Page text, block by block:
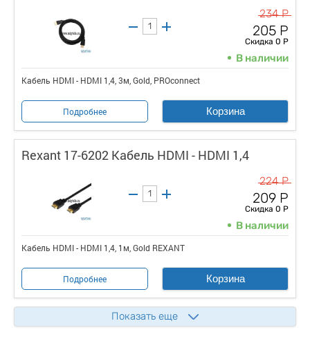
234 Р
205 Р
Скидка 0 Р
В наличии
Кабель HDMI - HDMI 1,4, 3м, Gold, PROconnect
Подробнее Корзина
Rexant 17-6202 Кабель HDMI - HDMI 1,4
224 Р
209 Р
Скидка 0 Р
В наличии
Кабель HDMI - HDMI 1,4, 1м, Gold REXANT
Подробнее Корзина
Показать еще